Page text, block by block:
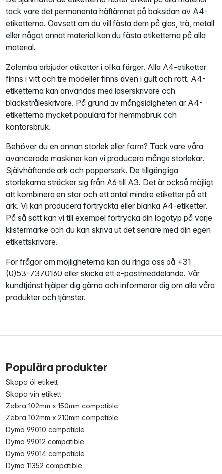
tack vare det permanenta häftämnet på baksidan av A4-
etiketterna. Oavsett om du vill fästa dem på glas, trä, metall
eller något annat material kan du fästa etiketterna på alla
material.
Zolemba erbjuder etiketter i olika färger. Alla A4-etiketter
finns i vitt och tre modeller finns även i gult och rött. A4-
etiketterna kan användas med laserskrivare och
bläckstråleskrivare. På grund av mångsidigheten är A4-
etiketterna mycket populära för hemmabruk och
kontorsbruk.
Behöver du en annan storlek eller form? Tack vare våra
avancerade maskiner kan vi producera många storlekar.
Självhäftande ark och pappersark. De tillgängliga
storlekarna sträcker sig från A6 till A3. Det är också möjligt
att kombinera en stor och ett antal mindre etiketter på ett
ark. Vi kan producera förtryckta eller blanka A4-etiketter.
På så sätt kan vi till exempel förtrycka din logotyp på varje
klistermärke och du kan skriva ut det senare med din egen
etikettskrivare.
För frågor om möjligheterna kan du ringa oss på +31
(0)53-7370160 eller skicka ett e-postmeddelande. Vår
kundtjänst hjälper dig gärna och informerar dig om alla våra
produkter och tjänster.
Populära produkter
Skapa öl etikett
Skapa vin etikett
Zebra 102mm x 150mm compatible
Zebra 102mm x 210mm compatible
Dymo 99010 compatible
Dymo 99012 compatible
Dymo 99014 compatible
Dymo 11352 compatible